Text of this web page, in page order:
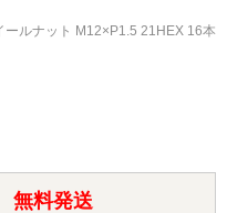
ルナット M12×P1.5 21HEX 16本
無料発送